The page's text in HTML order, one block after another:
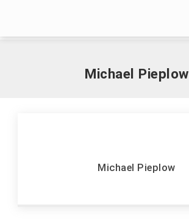
Michael Pieplow
Michael Pieplow